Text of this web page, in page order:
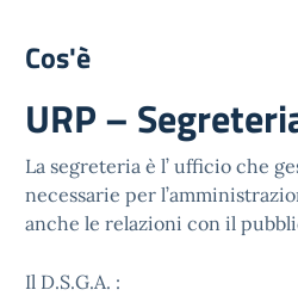
Cos'è
URP –
La segreteria è l’ ufficio che
necessarie per
anche le relazioni con il
Il D.S.G.A. :